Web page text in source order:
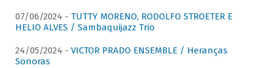
07/06/2024 - TUTTY MORENO, RODOLFO STROETER E
HELIO ALVES / Sambaquijazz Trio
24/05/2024 - VICTOR PRADO ENSEMBLE / Heranças
Sonoras